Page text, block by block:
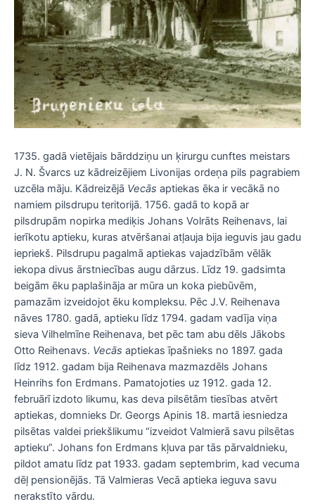
1735. gadā vietējais bārddziņu un ķirurgu cunftes meistars
J. N. Švarcs uz kādreizējiem Livonijas ordeņa pils pagrabiem
uzcēla māju. Kādreizējā Vecās aptiekas ēka ir vecākā no
namiem pilsdrupu teritorijā. 1756. gadā to kopā ar
pilsdrupām nopirka mediķis Johans Volrāts Reihenavs, lai
ierīkotu aptieku, kuras atvēršanai atļauja bija ieguvis jau gadu
iepriekš. Pilsdrupu pagalmā aptiekas vajadzībām vēlāk
iekopa divus ārstniecības augu dārzus. Līdz 19. gadsimta
beigām ēku paplašināja ar mūra un koka piebūvēm,
pamazām izveidojot ēku kompleksu. Pēc J.V. Reihenava
nāves 1780. gadā, aptieku līdz 1794. gadam vadīja viņa
sieva Vilhelmīne Reihenava, bet pēc tam abu dēls Jākobs
Otto Reihenavs. Vecās aptiekas īpašnieks no 1897. gada
līdz 1912. gadam bija Reihenava mazmazdēls Johans
Heinrihs fon Erdmans. Pamatojoties uz 1912. gada 12.
februārī izdoto likumu, kas deva pilsētām tiesības atvērt
aptiekas, domnieks Dr. Georgs Apinis 18. martā iesniedza
pilsētas valdei priekšlikumu “izveidot Valmierā savu pilsētas
aptieku”. Johans fon Erdmans kļuva par tās pārvaldnieku,
pildot amatu līdz pat 1933. gadam septembrim, kad vecuma
dēļ pensionējās. Tā Valmieras Vecā aptieka ieguva savu
nerakstīto vārdu.